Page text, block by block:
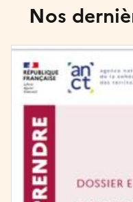
Nos
Image